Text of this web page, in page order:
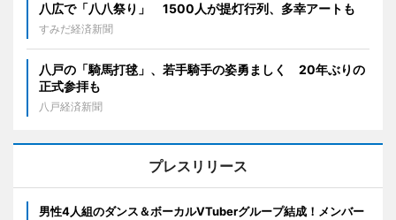
八広で「八八祭り」 1500人が提灯行列、多幸アートも
すみだ経済新聞
八戸の「騎馬打毬」、若手騎手の姿勇ましく 20年ぶりの
正式参拝も
八戸経済新聞
プレスリリース
男性4人組のダンス＆ボーカルVTuberグループ結成！メンバー